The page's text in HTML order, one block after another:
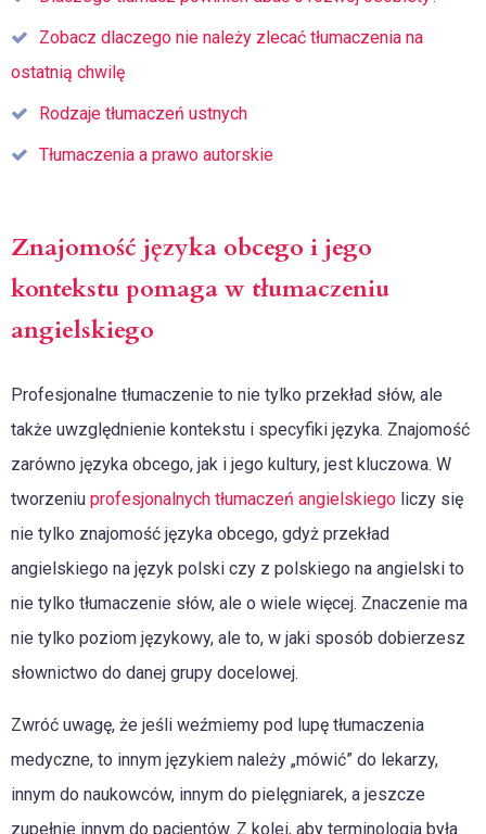
Zobacz dlaczego nie należy zlecać tłumaczenia na
ostatnią chwilę
Rodzaje tłumaczeń ustnych
Tłumaczenia a prawo autorskie
Znajomość języka obcego i jego
kontekstu pomaga w tłumaczeniu
angielskiego
Profesjonalne tłumaczenie to nie tylko przekład słów, ale
także uwzględnienie kontekstu i specyfiki języka. Znajomość
zarówno języka obcego, jak i jego kultury, jest kluczowa. W
tworzeniu profesjonalnych tłumaczeń angielskiego liczy się
nie tylko znajomość języka obcego, gdyż przekład
angielskiego na język polski czy z polskiego na angielski to
nie tylko tłumaczenie słów, ale o wiele więcej. Znaczenie ma
nie tylko poziom językowy, ale to, w jaki sposób dobierzesz
słownictwo do danej grupy docelowej.
Zwróć uwagę, że jeśli weźmiemy pod lupę tłumaczenia
medyczne, to innym językiem należy „mówić” do lekarzy,
innym do naukowców, innym do pielęgniarek, a jeszcze
zupełnie innym do pacjentów. Z kolei, aby terminologia była